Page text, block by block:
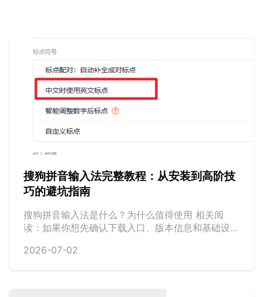
搜狗拼音输入法完整教程：从安装到高阶技
巧的避坑指南
搜狗拼音输入法是什么？为什么值得使用 相关阅
读：如果你想先确认下载入口、版本信息和基础设...
2026-07-02